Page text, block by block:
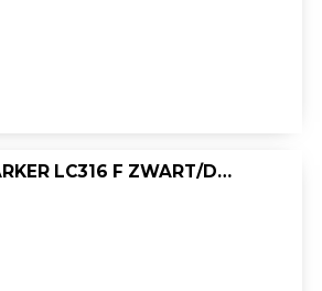
OHP/CD/DVDMARKER LC316 F ZWART/DOOS 10